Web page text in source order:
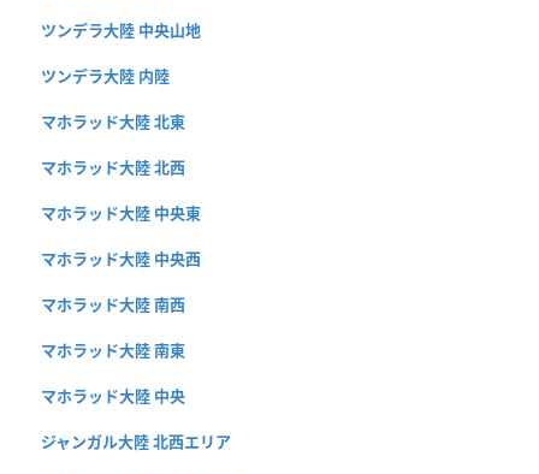
ツンデラ大陸 中央山地
ツンデラ大陸 内陸
マホラッド大陸 北東
マホラッド大陸 北西
マホラッド大陸 中央東
マホラッド大陸 中央西
マホラッド大陸 南西
マホラッド大陸 南東
マホラッド大陸 中央
ジャンガル大陸 北西エリア